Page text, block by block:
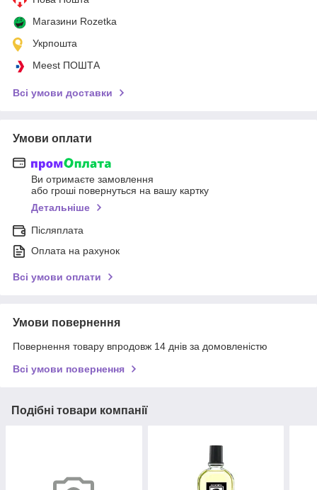
Магазини Rozetka
Укрпошта
Meest ПОШТА
Всі умови доставки
Умови оплати
Ви отримаєте замовлення
або гроші повернуться на вашу картку
Детальніше
Післяплата
Оплата на рахунок
Всі умови оплати
Умови повернення
Повернення товару впродовж 14 днів за домовленістю
Всі умови повернення
Подібні товари компанії